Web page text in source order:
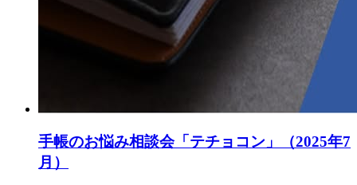
手帳のお悩み相談会「テチョコン」（2025年7
月）